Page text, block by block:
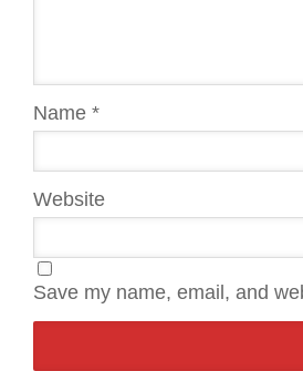
Name *
Website
Save my name, email, and